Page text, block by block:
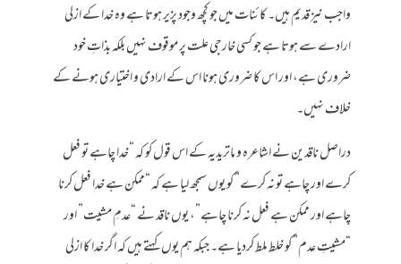
واجب نیز قدیم ہیں۔ کائنات میں جو کچھ وجود پزیر ہوتا ہے وہ خدا کے ازلی
ارادے سے ہوتا ہے جو کسی خارجی علت پر موقوف نہیں بلکہ بذاتِ خود
ضروری ہے، اور اس کا ضروری ہونا اس کے ارادی و اختیاری ہونے کے
خلاف نہیں۔
دراصل ناقدین نے اشاعرہ و ماتریدیہ کے اس قول کو کہ “خدا چاہے تو فعل
کرے اور چاہے تو نہ کرے” کو یوں سمجھ لیا ہے کہ “ممکن ہے خدا فعل کرنا
چاہے اور ممکن ہے فعل نہ کرنا چاہے”، یوں ناقد نے “عدمِ مشیت” اور
“مشیتِ عدم” کو خلط ملط کردیا ہے۔ جبکہ ہم یوں کہتے ہیں کہ اگر خدا کا ازلی